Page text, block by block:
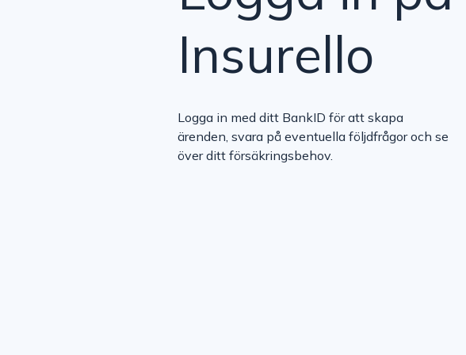
Insurello
Logga in med ditt BankID för att skapa
ärenden, svara på eventuella följdfrågor och se
över ditt försäkringsbehov.